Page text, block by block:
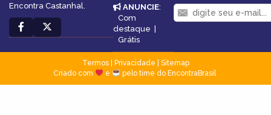
Encontra Castanhal.
ANUNCIE:
Com
destaque
Grátis
Termos| Privacidade
Sitemap
Criado com
e pelo time do EncontraBrasil